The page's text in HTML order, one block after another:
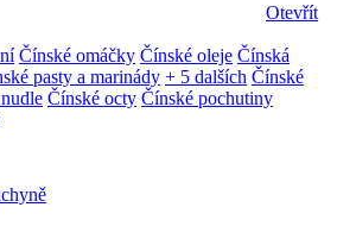
Otevřít
Čínské omáčky Čínské oleje Čínská
pasty a marinády + 5 dalších Čínské
Čínské octy Čínské pochutiny